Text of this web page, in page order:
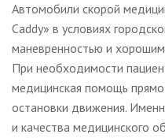
Автомобили скорой
Caddy» в условиях
маневренностью и
При необходимости
медицинская помощь
остановки движения.
и качества медицинского